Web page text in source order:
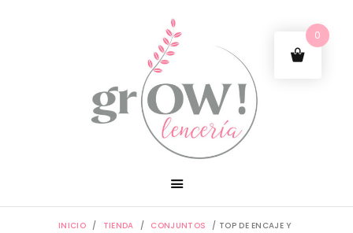
INICIO / TIENDA / CONJUNTOS
/ TOP DE ENCAJE Y
0